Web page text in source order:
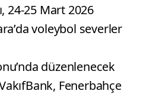
24-25 Mart 2026
voleybol severler
düzenlenecek
Fenerbahçe